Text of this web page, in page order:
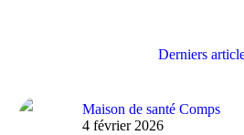
Derniers
Maison de santé Comps
4 février 2026